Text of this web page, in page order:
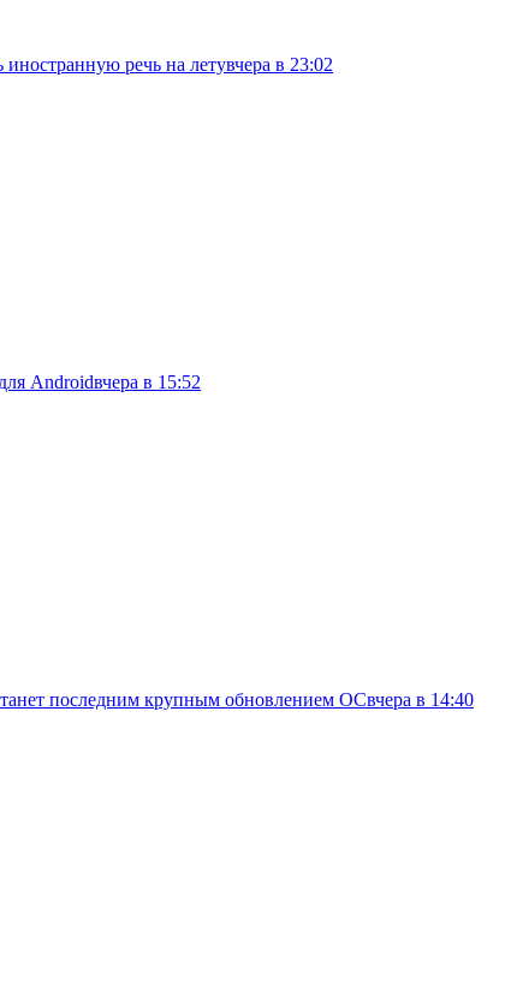
речь на летувчера в 23:02
Androidвчера в 15:52
последним крупным обновлением ОСвчера в 14:40